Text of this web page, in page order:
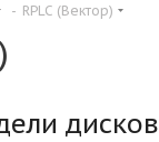
- RPLC (Вектор)
дисков